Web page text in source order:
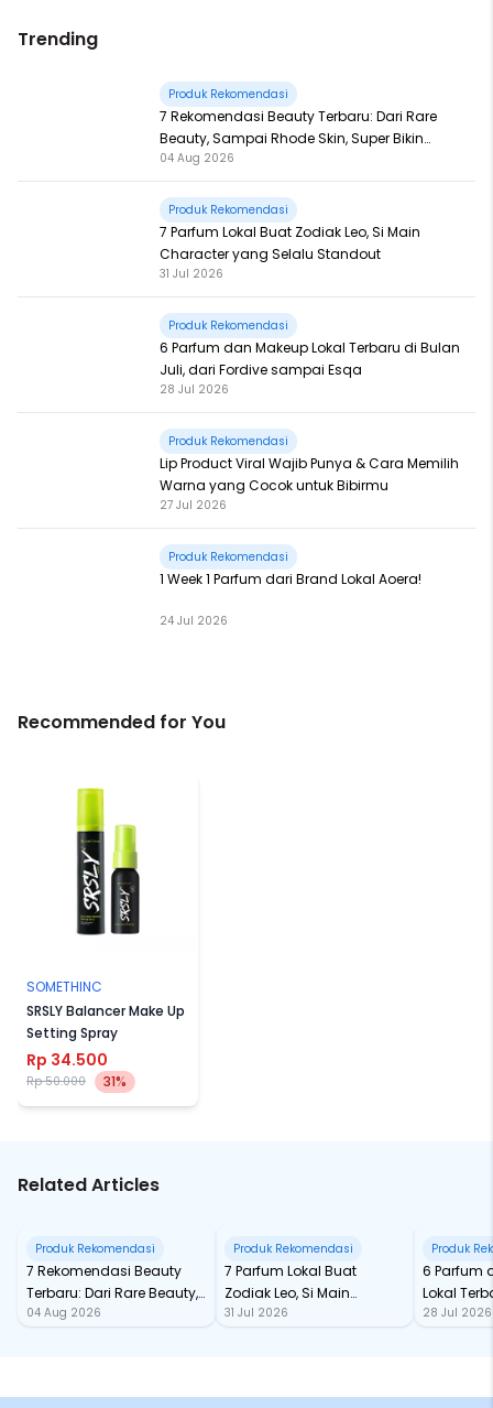
Trending
Produk Rekomendasi
7 Rekomendasi Beauty Terbaru: Dari Rare
Beauty, Sampai Rhode Skin, Super Bikin
Fomo
04 Aug 2026
Produk Rekomendasi
7 Parfum Lokal Buat Zodiak Leo, Si Main
Character yang Selalu Standout
31 Jul 2026
Produk Rekomendasi
6 Parfum dan Makeup Lokal Terbaru di Bulan
Juli, dari Fordive sampai Esqa
28 Jul 2026
Produk Rekomendasi
Lip Product Viral Wajib Punya & Cara Memilih
Warna yang Cocok untuk Bibirmu
27 Jul 2026
Produk Rekomendasi
1 Week 1 Parfum dari Brand Lokal Aoera!
24 Jul 2026
Recommended for You
SOMETHINC
SRSLY Balancer Make Up
Setting Spray
Rp 34.500
Rp 50.000 31%
Related Articles
Produk Rekomendasi
7 Rekomendasi Beauty
Terbaru: Dari Rare Beauty,
Sampai Rhode Skin, Super
04 Aug 2026
Produk Rekomendasi
7 Parfum Lokal Buat
Zodiak Leo, Si Main
Character yang Selalu
31 Jul 2026
Produk
6 Parfum
Lokal
dari
28 Jul 2026